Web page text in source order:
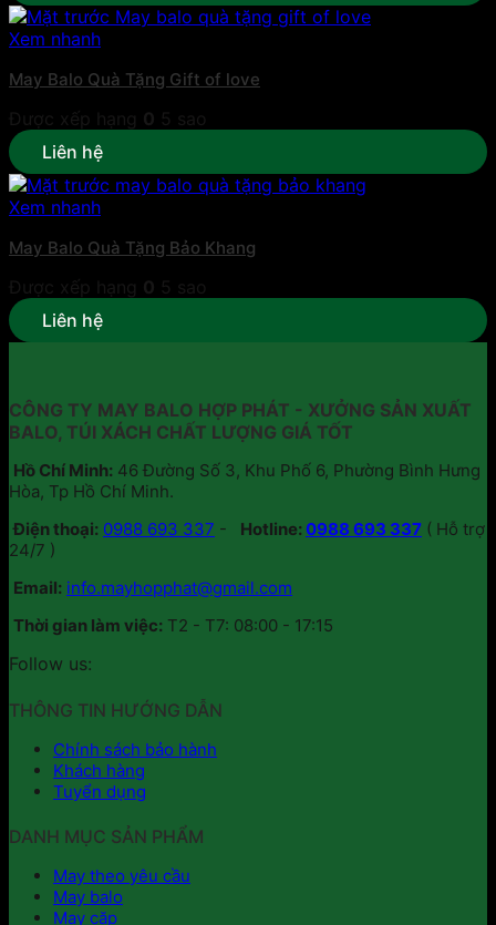
Xem nhanh
May Balo Quà Tặng Gift of love
Liên hệ
Xem nhanh
May Balo Quà Tặng Bảo Khang
Liên hệ
CÔNG TY MAY BALO HỢP PHÁT - XƯỞNG SẢN XUẤT
BALO, TÚI XÁCH CHẤT LƯỢNG GIÁ TỐT
Hồ Chí Minh: 46 Đường Số 3, Khu Phố 6, Phường Bình Hưng
Hòa, Tp Hồ Chí Minh.
Điện thoại: 0988 693 337 - Hotline:0988 693 337 ( Hỗ trợ
24/7 )
Email: info.mayhopphat@gmail.com
Thời gian làm việc: T2 - T7: 08:00 - 17:15
Follow us:
THÔNG TIN HƯỚNG DẪN
Chính sách bảo hành
Khách hàng
Tuyển dụng
DANH MỤC SẢN PHẨM
May theo yêu cầu
May balo
May cặp